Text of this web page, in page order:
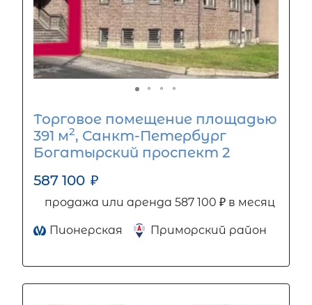
Торговое помещение площадью
391 м2, Санкт-Петербург
Богатырский проспект 2
587 100 ₽
продажа или аренда 587 100 ₽ в месяц
Пионерская Приморский район